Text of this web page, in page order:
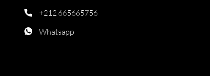
+212 665665756
Whatsapp